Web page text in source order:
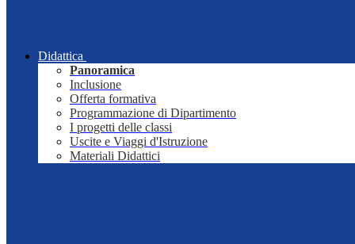
Didattica
Panoramica
Inclusione
Offerta formativa
Programmazione di Dipartimento
I progetti delle classi
Uscite e Viaggi d'Istruzione
Materiali Didattici